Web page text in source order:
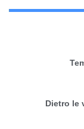
Dietro le